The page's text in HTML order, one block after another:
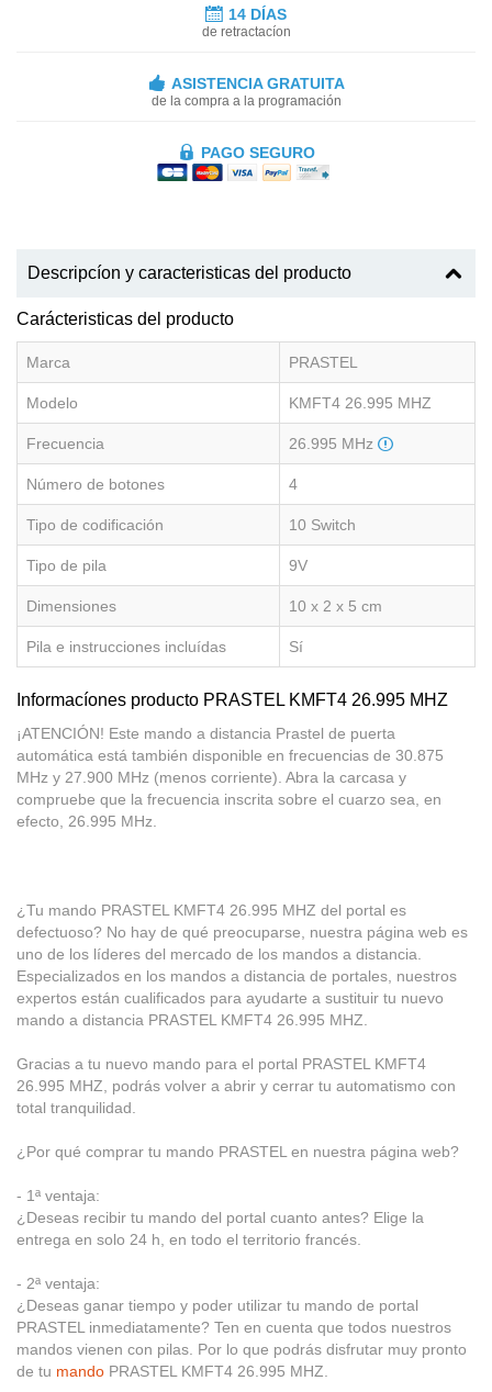
14 DÍAS
de retractacíon
ASISTENCIA GRATUITA
de la compra a la programación
PAGO SEGURO
Descripcíon y caracteristicas del producto
Carácteristicas del producto
Marca PRASTEL
Modelo KMFT4 26.995 MHZ
Frecuencia 26.995 MHz
Número de botones 4
Tipo de codificación 10 Switch
Tipo de pila 9V
Dimensiones 10 x 2 x 5 cm
Pila e instrucciones incluídas Sí
Informacíones producto PRASTEL KMFT4 26.995 MHZ
¡ATENCIÓN! Este mando a distancia Prastel de puerta
automática está también disponible en frecuencias de 30.875
MHz y 27.900 MHz (menos corriente). Abra la carcasa y
compruebe que la frecuencia inscrita sobre el cuarzo sea, en
efecto, 26.995 MHz.
¿Tu mando PRASTEL KMFT4 26.995 MHZ del portal es
defectuoso? No hay de qué preocuparse, nuestra página web es
uno de los líderes del mercado de los mandos a distancia.
Especializados en los mandos a distancia de portales, nuestros
expertos están cualificados para ayudarte a sustituir tu nuevo
mando a distancia PRASTEL KMFT4 26.995 MHZ.
Gracias a tu nuevo mando para el portal PRASTEL KMFT4
26.995 MHZ, podrás volver a abrir y cerrar tu automatismo con
total tranquilidad.
¿Por qué comprar tu mando PRASTEL en nuestra página web?
- 1ª ventaja:
¿Deseas recibir tu mando del portal cuanto antes? Elige la
entrega en solo 24 h, en todo el territorio francés.
- 2ª ventaja:
¿Deseas ganar tiempo y poder utilizar tu mando de portal
PRASTEL inmediatamente? Ten en cuenta que todos nuestros
mandos vienen con pilas. Por lo que podrás disfrutar muy pronto
de tu mando PRASTEL KMFT4 26.995 MHZ.